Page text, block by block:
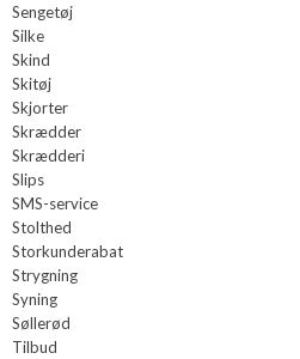
Sengetøj
Silke
Skind
Skitøj
Skjorter
Skrædder
Skrædderi
Slips
SMS-service
Stolthed
Storkunderabat
Strygning
Syning
Søllerød
Tilbud